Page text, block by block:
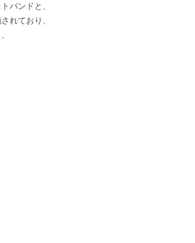
バンドと、
れており、